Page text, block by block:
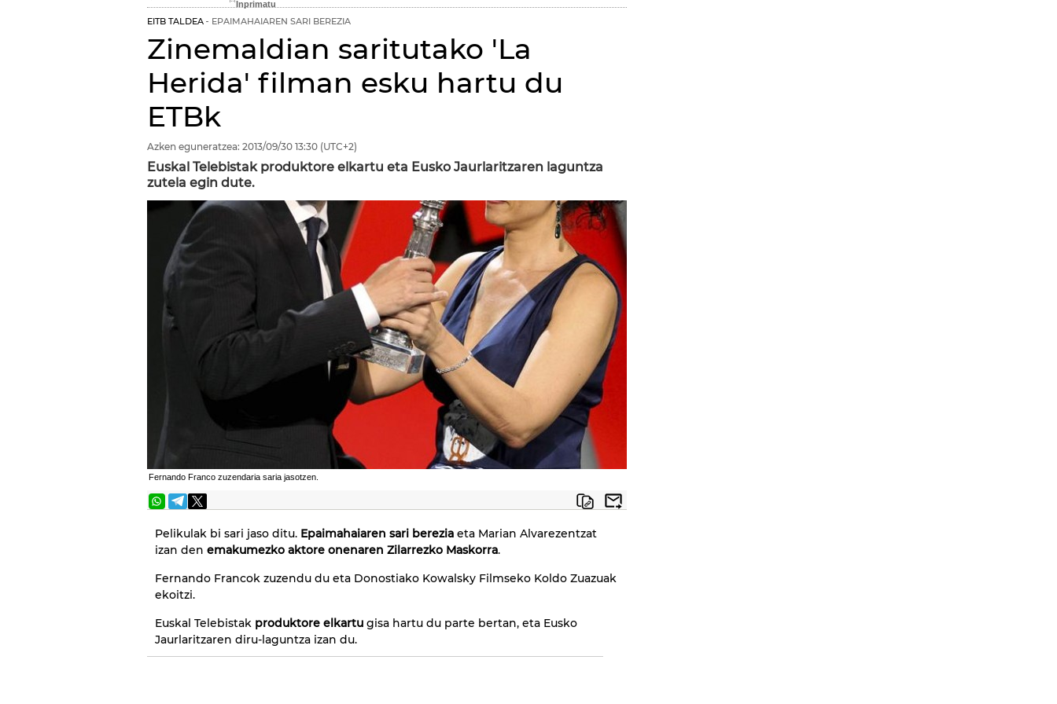
EITB TALDEA EPAIMAHAIAREN SARI BEREZIA
Zinemaldian saritutako 'La
Herida' filman esku hartu du
ETBk
Azken eguneratzea: 2013/09/30 13:30 (UTC+2)
Euskal Telebistak produktore elkartu eta Eusko Jaurlaritzaren laguntza
zutela egin dute.
Fernando Franco zuzendaria saria jasotzen.
Pelikulak bi sari jaso ditu. Epaimahaiaren sari berezia eta Marian Alvarezentzat
izan den emakumezko aktore onenaren Zilarrezko Maskorra.
Fernando Francok zuzendu du eta Donostiako Kowalsky Filmseko Koldo Zuazuak
ekoitzi.
Euskal Telebistak produktore elkartu gisa hartu du parte bertan, eta Eusko
Jaurlaritzaren diru-laguntza izan du.